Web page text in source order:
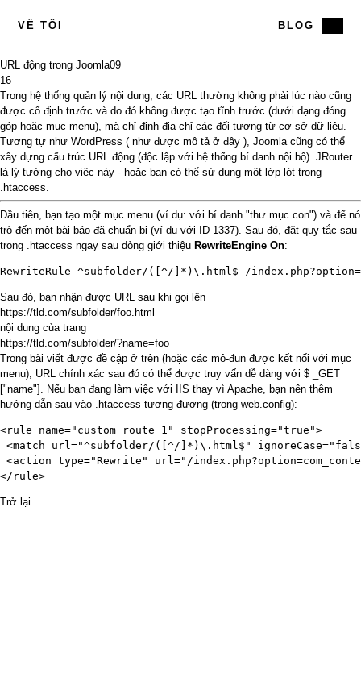
VỀ TÔI BLOG
URL động trong Joomla09
16
Trong hệ thống quản lý nội dung, các URL thường không phải lúc nào cũng
được cố định trước và do đó không được tạo tĩnh trước (dưới dạng đóng
góp hoặc mục menu), mà chỉ định địa chỉ các đối tượng từ cơ sở dữ liệu.
Tương tự như WordPress ( như được mô tả ở đây ), Joomla cũng có thể
xây dựng cấu trúc URL động (độc lập với hệ thống bí danh nội bộ). JRouter
là lý tưởng cho việc này - hoặc bạn có thể sử dụng một lớp lót trong
.htaccess.
Đầu tiên, bạn tạo một mục menu (ví dụ: với bí danh "thư mục con") và để nó
trỏ đến một bài báo đã chuẩn bị (ví dụ với ID 1337). Sau đó, đặt quy tắc sau
trong .htaccess ngay sau dòng giới thiệu RewriteEngine On:
RewriteRule ^subfolder/([^/]*)\.html$ /
Sau đó, bạn nhận được URL sau khi gọi lên
https://tld.com/subfolder/foo.html
nội dung của trang
https://tld.com/subfolder/?name=foo
Trong bài viết được đề cập ở trên (hoặc các mô-đun được kết nối với mục
menu), URL chính xác sau đó có thể được truy vấn dễ dàng với $ _GET
["name"]. Nếu bạn đang làm việc với IIS thay vì Apache, bạn nên thêm
hướng dẫn sau vào .htaccess tương đương (trong web.config):
<rule name="custom route 1" stopProcessing="true">
<match url="^subfolder/([^/]*)\.html$"
<action type="Rewrite" url="/
</rule>
Trở lại